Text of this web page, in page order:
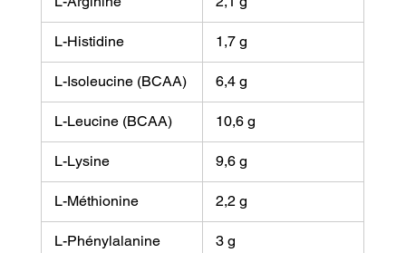
L-Histidine 1,7 g
L-Isoleucine (BCAA) 6,4 g
L-Leucine (BCAA) 10,6 g
L-Lysine 9,6 g
L-Méthionine 2,2 g
L-Phénylalanine 3 g